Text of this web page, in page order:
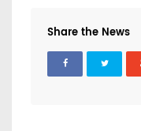
Share the News